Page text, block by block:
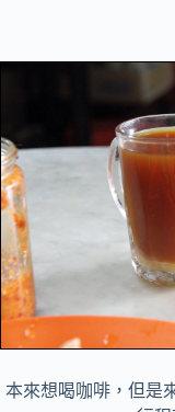
本來想喝咖啡，但是